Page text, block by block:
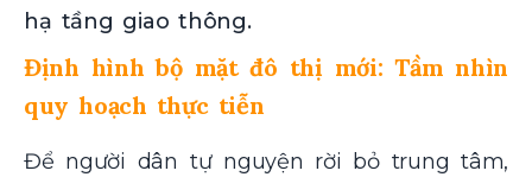
hạ tầng giao thông.
Định hình bộ mặt đô thị mới: Tầm nhìn
quy hoạch thực tiễn
Để người dân tự nguyện rời bỏ trung tâm,